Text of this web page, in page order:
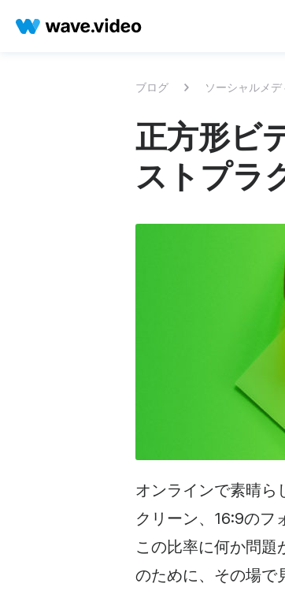
ブログ ソーシャルメ
正方形ビ
ストプラ
オンラインで素晴ら
クリーン、16:9のフ
この比率に何か問題
のために、その場で